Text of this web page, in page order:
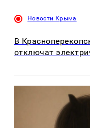
Новости Крыма
В
отключат